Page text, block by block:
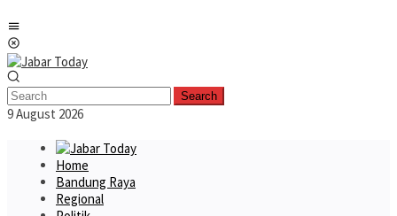
to
content
Search
9 August 2026
Home
Bandung Raya
Regional